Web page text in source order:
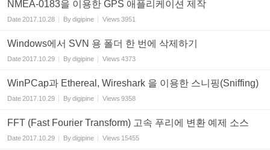
NMEA-0183을 이용한 GPS 애플리케이션 제작
Date2017.10.28 Bydigipine Views 3951
Windows에서 SVN 용 폴더 한 번에 삭제하기
Date2017.10.29 Bydigipine Views 4373
WinPCap과 Ethereal, Wireshark 을 이용한 스니핑(Sniffing)
Date2017.10.29 Bydigipine Views 9358
FFT (Fast Fourier Transform) 고속 푸리에 변환 예제 소스
Date2017.10.29 Bydigipine Views 15455